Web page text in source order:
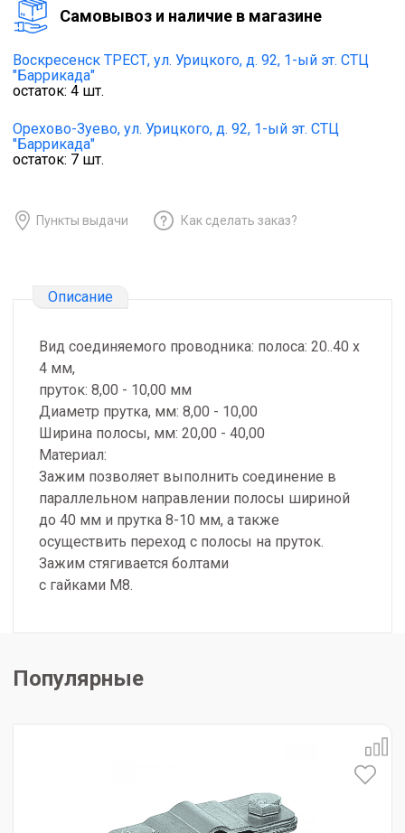
Cамовывоз и наличие в магазине
Воскресенск ТРЕСТ, ул. Урицкого, д. 92, 1-ый эт. СТЦ
"Баррикада"
остаток: 4 шт.
Орехово-Зуево, ул. Урицкого, д. 92, 1-ый эт. СТЦ
"Баррикада"
остаток: 7 шт.
Пункты выдачи Как сделать заказ?
Описание
Вид соединяемого проводника: полоса: 20..40 x
4 мм,
пруток: 8,00 - 10,00 мм
Диаметр прутка, мм: 8,00 - 10,00
Ширина полосы, мм: 20,00 - 40,00
Материал:
Зажим позволяет выполнить соединение в
параллельном направлении полосы шириной
до 40 мм и прутка 8-10 мм, а также
осуществить переход с полосы на пруток.
Зажим стягивается болтами
с гайками М8.
Популярные